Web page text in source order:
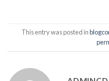
This entry was posted in